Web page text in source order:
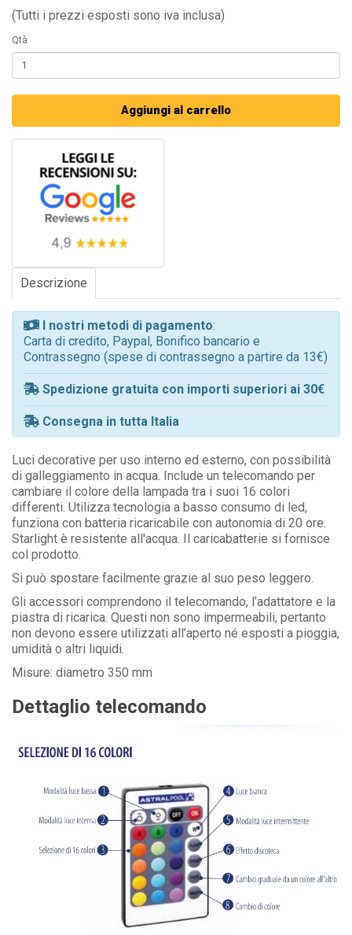
(Tutti i prezzi esposti sono iva inclusa)
Qtà
Aggiungi al carrello
Descrizione
I nostri metodi di pagamento:
Carta di credito, Paypal, Bonifico bancario e
Contrassegno (spese di contrassegno a partire da 13€)
Spedizione gratuita con importi superiori ai 30€
Consegna in tutta Italia
Luci decorative per uso interno ed esterno, con possibilità
di galleggiamento in acqua. Include un telecomando per
cambiare il colore della lampada tra i suoi 16 colori
differenti. Utilizza tecnologia a basso consumo di led,
funziona con batteria ricaricabile con autonomia di 20 ore.
Starlight è resistente all'acqua. Il caricabatterie si fornisce
col prodotto.
Si può spostare facilmente grazie al suo peso leggero.
Gli accessori comprendono il telecomando, l’adattatore e la
piastra di ricarica. Questi non sono impermeabili, pertanto
non devono essere utilizzati all’aperto né esposti a pioggia,
umidità o altri liquidi.
Misure: diametro 350 mm
Dettaglio telecomando